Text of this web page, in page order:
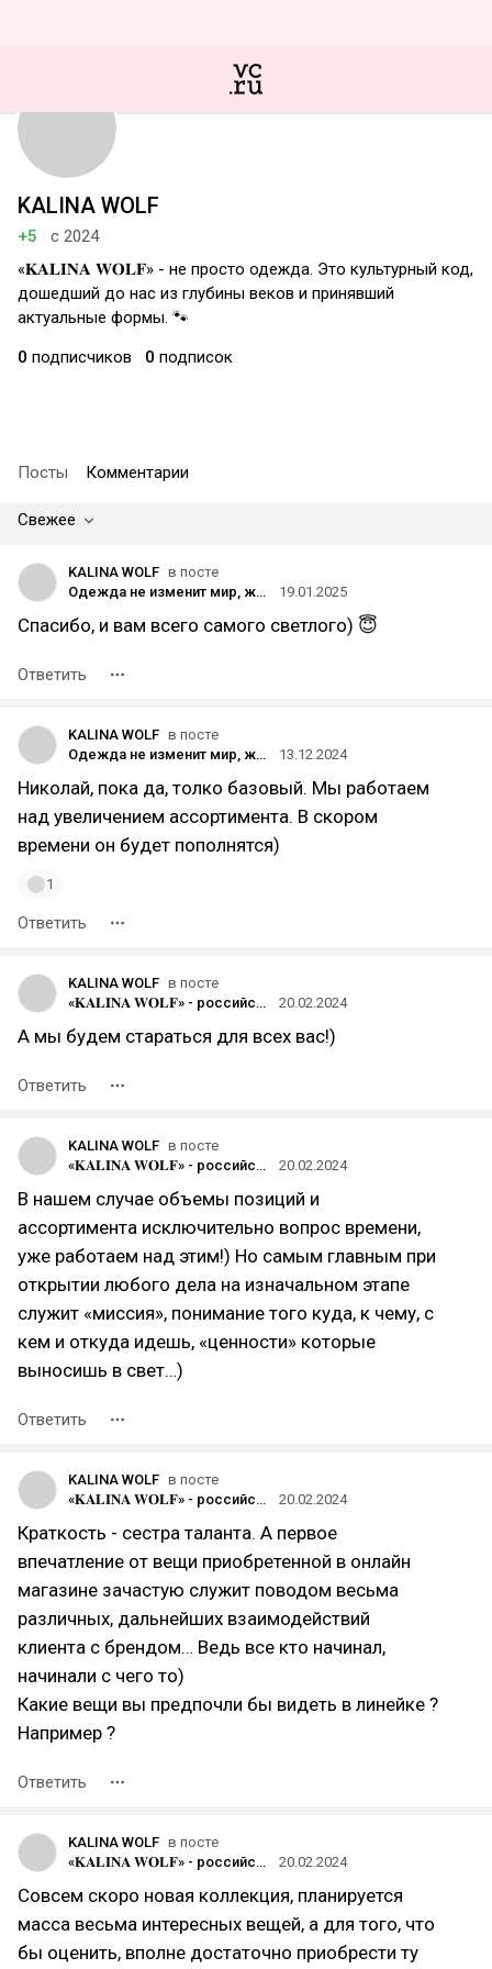
KALINA WOLF
+5
с 2024
«𝐊𝐀𝐋𝐈𝐍𝐀 𝐖𝐎𝐋𝐅» - не просто одежда. Это культурный код,
дошедший до нас из глубины веков и принявший
актуальные формы. 🐾
0 подписчиков 0 подписок
Посты Комментарии
Свежее
KALINA WOLF в посте
Одежда не изменит мир, женщины, которые ее носят, да! ———————————————————— #kalinawolf #kalinawolfbrand #kalinawolfrussia #clothes #mensfashion #girlsfashion #brand #kw #style
19.01.2025
Спасибо, и вам всего самого светлого) 😇
Ответить
KALINA WOLF в посте
Одежда не изменит мир, женщины, которые ее носят, да! ———————————————————— #kalinawolf #kalinawolfbrand #kalinawolfrussia #clothes #mensfashion #girlsfashion #brand #kw #style
13.12.2024
Николай, пока да, толко базовый. Мы работаем
над увеличением ассортимента. В скором
времени он будет пополнятся)
1
Ответить
KALINA WOLF в посте
«𝐊𝐀𝐋𝐈𝐍𝐀 𝐖𝐎𝐋𝐅» - российский бренд одежды, созданный молодой креативной командой
20.02.2024
А мы будем стараться для всех вас!)
Ответить
KALINA WOLF в посте
«𝐊𝐀𝐋𝐈𝐍𝐀 𝐖𝐎𝐋𝐅» - российский бренд одежды, созданный молодой креативной командой
20.02.2024
В нашем случае объемы позиций и
ассортимента исключительно вопрос времени,
уже работаем над этим!) Но самым главным при
открытии любого дела на изначальном этапе
служит «миссия», понимание того куда, к чему, с
кем и откуда идешь, «ценности» которые
выносишь в свет…)
Ответить
KALINA WOLF в посте
«𝐊𝐀𝐋𝐈𝐍𝐀 𝐖𝐎𝐋𝐅» - российский бренд одежды, созданный молодой креативной командой
20.02.2024
Краткость - сестра таланта. А первое
впечатление от вещи приобретенной в онлайн
магазине зачастую служит поводом весьма
различных, дальнейших взаимодействий
клиента с брендом… Ведь все кто начинал,
начинали с чего то)
Какие вещи вы предпочли бы видеть в линейке ?
Например ?
Ответить
KALINA WOLF в посте
«𝐊𝐀𝐋𝐈𝐍𝐀 𝐖𝐎𝐋𝐅» - российский бренд одежды, созданный молодой креативной командой
20.02.2024
Совсем скоро новая коллекция, планируется
масса весьма интересных вещей, а для того, что
бы оценить, вполне достаточно приобрести ту